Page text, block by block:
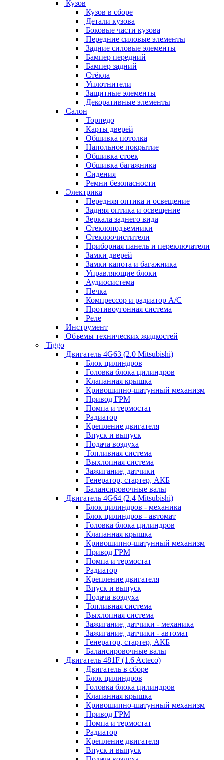
Кузов
Кузов в сборе
Детали кузова
Боковые части кузова
Передние силовые элементы
Задние силовые элементы
Бампер передний
Бампер задний
Стёкла
Уплотнители
Защитные элементы
Декоративные элементы
Салон
Торпедо
Карты дверей
Обшивка потолка
Напольное покрытие
Обшивка стоек
Обшивка багажника
Сидения
Ремни безопасности
Электрика
Передняя оптика и освещение
Задняя оптика и освещение
Зеркала заднего вида
Стеклоподъемники
Стеклоочистители
Приборная панель и переключатели
Замки дверей
Замки капота и багажника
Управляющие блоки
Аудиосистема
Печка
Компрессор и радиатор А/C
Противоугонная система
Реле
Инструмент
Объемы технических жидкостей
Tiggo
Двигатель 4G63 (2.0 Mitsubishi)
Блок цилиндров
Головка блока цилиндров
Клапанная крышка
Кривошипно-шатунный механизм
Привод ГРМ
Помпа и термостат
Радиатор
Крепление двигателя
Впуск и выпуск
Подача воздуха
Топливная система
Выхлопная система
Зажигание, датчики
Генератор, стартер, АКБ
Балансировочные валы
Двигатель 4G64 (2.4 Mitsubishi)
Блок цилиндров - механика
Блок цилиндров - автомат
Головка блока цилиндров
Клапанная крышка
Кривошипно-шатунный механизм
Привод ГРМ
Помпа и термостат
Радиатор
Крепление двигателя
Впуск и выпуск
Подача воздуха
Топливная система
Выхлопная система
Зажигание, датчики - механика
Зажигание, датчики - автомат
Генератор, стартер, АКБ
Балансировочные валы
Двигатель 481F (1.6 Acteco)
Двигатель в сборе
Блок цилиндров
Головка блока цилиндров
Клапанная крышка
Кривошипно-шатунный механизм
Привод ГРМ
Помпа и термостат
Радиатор
Крепление двигателя
Впуск и выпуск